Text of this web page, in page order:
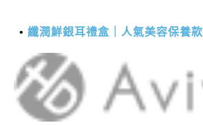
纖潤鮮銀耳禮盒｜人氣美容保養款